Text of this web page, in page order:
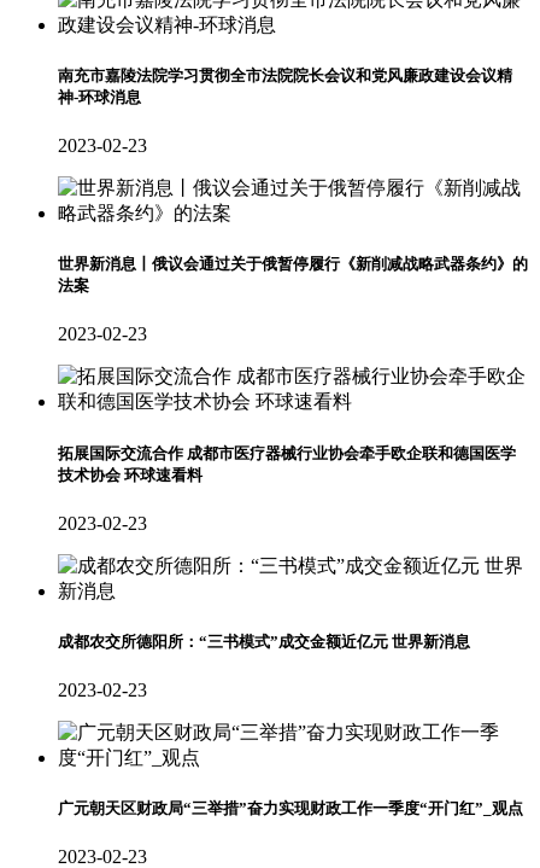
南充市嘉陵法院学习贯彻全市法院院长会议和党风廉政建设会议精
神-环球消息
2023-02-23
世界新消息丨俄议会通过关于俄暂停履行《新削减战略武器条约》的
法案
2023-02-23
拓展国际交流合作 成都市医疗器械行业协会牵手欧企联和德国医学
技术协会 环球速看料
2023-02-23
成都农交所德阳所：“三书模式”成交金额近亿元 世界新消息
2023-02-23
广元朝天区财政局“三举措”奋力实现财政工作一季度“开门红”_观点
2023-02-23